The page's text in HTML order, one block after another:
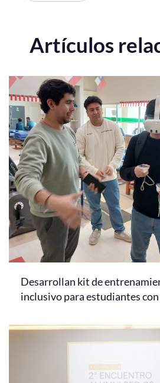
Artículos
Desarrollan kit de
inclusivo para estudiantes